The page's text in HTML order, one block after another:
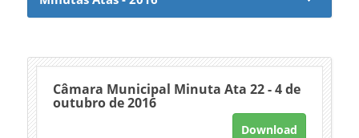
Câmara Municipal Minuta Ata 22 - 4 de
outubro de 2016
Download